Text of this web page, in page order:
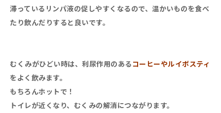
滞っているリンパ液の促しやすくなるので、温かいものを食べ
たり飲んだりすると良いです。
むくみがひどい時は、利尿作用のあるコーヒーやルイボスティ
をよく飲みます。
もちろんホットで！
トイレが近くなり、むくみの解消につながります。